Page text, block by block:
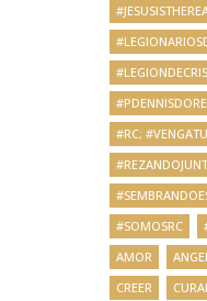
#RC;
#SOMOSRC
AMOR
CREER